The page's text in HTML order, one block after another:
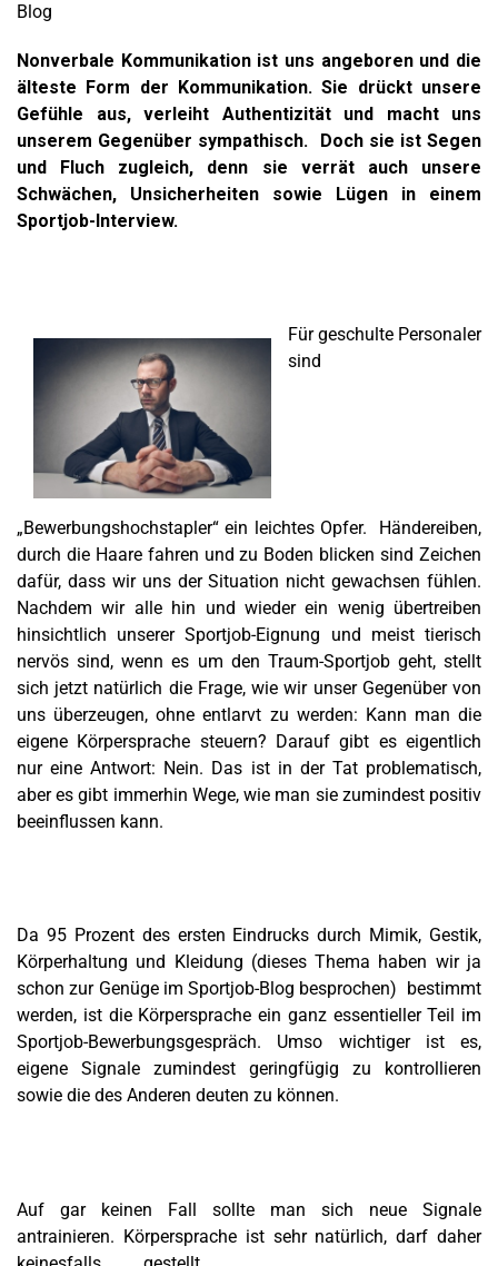
Blog
Nonverbale Kommunikation ist uns angeboren und die
älteste Form der Kommunikation. Sie drückt unsere
Gefühle aus, verleiht Authentizität und macht uns
unserem Gegenüber sympathisch. Doch sie ist Segen
und Fluch zugleich, denn sie verrät auch unsere
Schwächen, Unsicherheiten sowie Lügen in einem
Sportjob-Interview.
Für geschulte Personaler
sind
„Bewerbungshochstapler“ ein leichtes Opfer. Händereiben,
durch die Haare fahren und zu Boden blicken sind Zeichen
dafür, dass wir uns der Situation nicht gewachsen fühlen.
Nachdem wir alle hin und wieder ein wenig übertreiben
hinsichtlich unserer Sportjob-Eignung und meist tierisch
nervös sind, wenn es um den Traum-Sportjob geht, stellt
sich jetzt natürlich die Frage, wie wir unser Gegenüber von
uns überzeugen, ohne entlarvt zu werden: Kann man die
eigene Körpersprache steuern? Darauf gibt es eigentlich
nur eine Antwort: Nein. Das ist in der Tat problematisch,
aber es gibt immerhin Wege, wie man sie zumindest positiv
beeinflussen kann.
Da 95 Prozent des ersten Eindrucks durch Mimik, Gestik,
Körperhaltung und Kleidung (dieses Thema haben wir ja
schon zur Genüge im Sportjob-Blog besprochen) bestimmt
werden, ist die Körpersprache ein ganz essentieller Teil im
Sportjob-Bewerbungsgespräch. Umso wichtiger ist es,
eigene Signale zumindest geringfügig zu kontrollieren
sowie die des Anderen deuten zu können.
Auf gar keinen Fall sollte man sich neue Signale
antrainieren. Körpersprache ist sehr natürlich, darf daher